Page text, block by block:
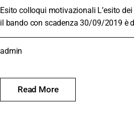
Esito colloqui motivazionali L’esito
il bando con scadenza 30/09/2019 è
Read More
admin